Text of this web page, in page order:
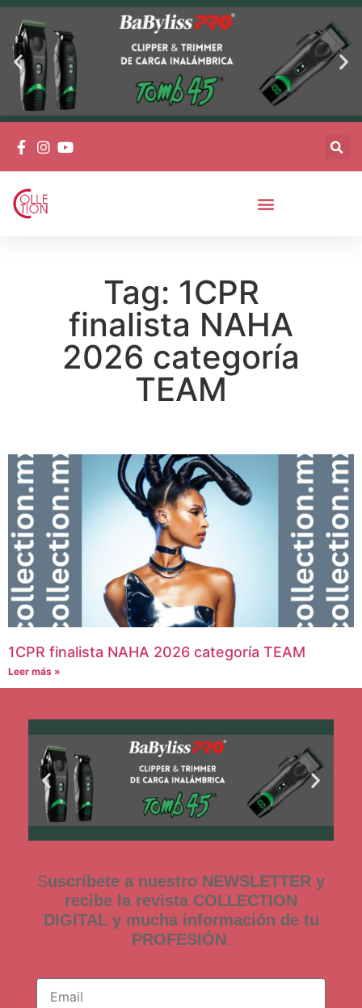
Tag: 1CPR
finalista NAHA
2026 categoría
TEAM
1CPR finalista NAHA 2026 categoría TEAM
Leer más »
Suscríbete a nuestro NEWSLETTER y
recibe la revista COLLECTION
DIGITAL y mucha información de tu
PROFESIÓN.